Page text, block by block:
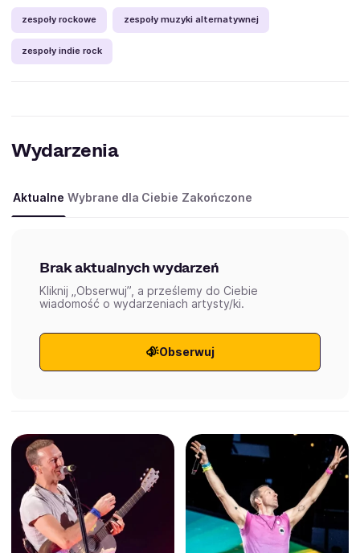
zespoły rockowe zespoły muzyki alternatywnej
zespoły indie rock
Wydarzenia
Aktualne Wybrane dla Ciebie Zakończone
Brak aktualnych wydarzeń
Kliknij „Obserwuj”, a prześlemy do Ciebie
wiadomość o wydarzeniach artysty/ki.
Obserwuj